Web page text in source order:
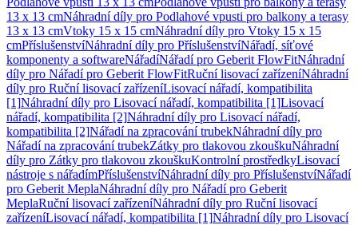
13 x 13 cmNáhradní díly pro Podlahové vpusti pro balkony a terasy
13 x 13 cmVtoky 15 x 15 cmNáhradní díly pro Vtoky 15 x 15
cmPříslušenstvíNáhradní díly pro PříslušenstvíNářadí, síťové
komponenty a softwareNářadíNářadí pro Geberit FlowFitNáhradní
díly pro Nářadí pro Geberit FlowFitRuční lisovací zařízeníNáhradní
díly pro Ruční lisovací zařízeníLisovací nářadí, kompatibilita
[1]Náhradní díly pro Lisovací nářadí, kompatibilita [1]Lisovací
nářadí, kompatibilita [2]Náhradní díly pro Lisovací nářadí,
kompatibilita [2]Nářadí na zpracování trubekNáhradní díly pro
Nářadí na zpracování trubekZátky pro tlakovou zkouškuNáhradní
díly pro Zátky pro tlakovou zkouškuKontrolní prostředkyLisovací
nástroje s nářadímPříslušenstvíNáhradní díly pro PříslušenstvíNářadí
pro Geberit MeplaNáhradní díly pro Nářadí pro Geberit
MeplaRuční lisovací zařízeníNáhradní díly pro Ruční lisovací
zařízeníLisovací nářadí, kompatibilita [1]Náhradní díly pro Lisovací